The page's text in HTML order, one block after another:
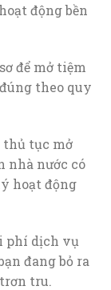
động bền
để mở tiệm
theo quy
tục mở
nhà nước có
hoạt động
phí dịch vụ
đang bỏ ra
tru.